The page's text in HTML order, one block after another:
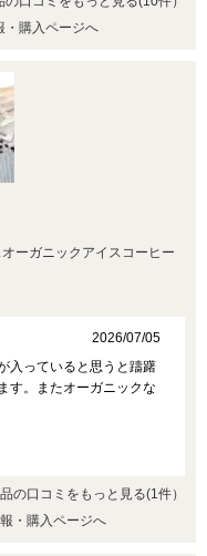
・購入ページへ
ーガニックアイスコーヒー
2026/07/05
入っていると思うと躊躇
す。またオーガニックな
の口コミをもっと見る(1件）
・購入ページへ